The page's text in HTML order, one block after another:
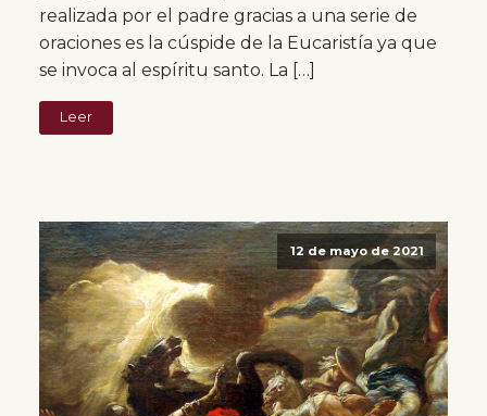
realizada por el padre gracias a una serie de
oraciones es la cúspide de la Eucaristía ya que
se invoca al espíritu santo. La […]
Leer
12 de mayo de 2021